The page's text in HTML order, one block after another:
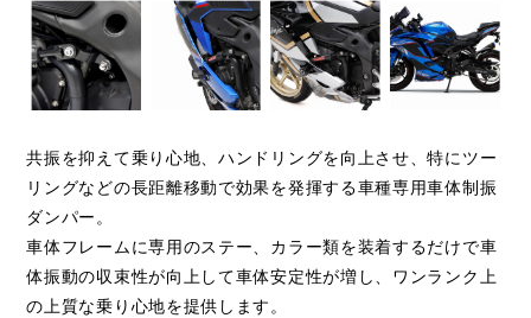
共振を抑えて乗り心地、ハンドリングを向上させ、特にツー
リングなどの長距離移動で効果を発揮する車種専用車体制振
ダンパー。
車体フレームに専用のステー、カラー類を装着するだけで車
体振動の収束性が向上して車体安定性が増し、ワンランク上
の上質な乗り心地を提供します。